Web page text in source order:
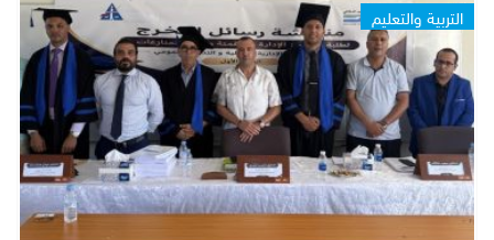
التربية والتعليم